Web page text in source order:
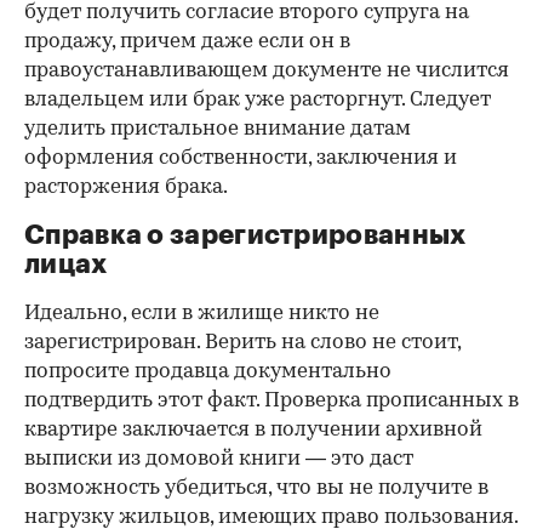
будет получить согласие второго супруга на
продажу, причем даже если он в
правоустанавливающем документе не числится
владельцем или брак уже расторгнут. Следует
уделить пристальное внимание датам
оформления собственности, заключения и
расторжения брака.
Справка о зарегистрированных
лицах
Идеально, если в жилище никто не
зарегистрирован. Верить на слово не стоит,
попросите продавца документально
подтвердить этот факт. Проверка прописанных в
квартире заключается в получении архивной
выписки из домовой книги — это даст
возможность убедиться, что вы не получите в
нагрузку жильцов, имеющих право пользования.